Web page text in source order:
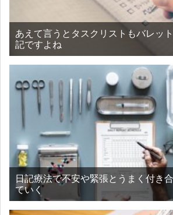
あえて言うとタスクリストもバレッ
記ですよね
日記療法で不安や緊張とうまく付き
ていく